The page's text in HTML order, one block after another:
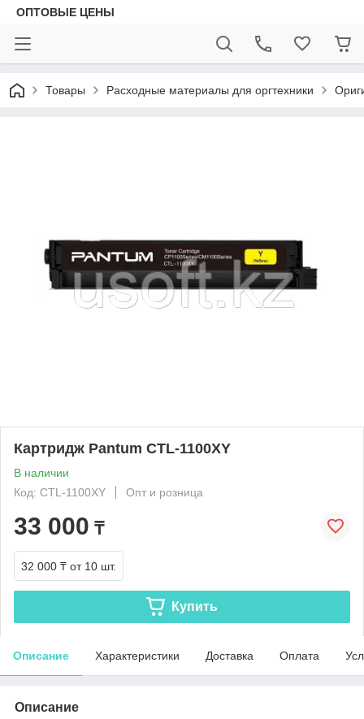
ОПТОВЫЕ ЦЕНЫ
Товары Расходные материалы для оргтехники
Картридж Pantum CTL-1100XY
В наличии
Код: CTL-1100XY
Опт и розница
33 000 ₸
32 000 ₸ от 10 шт.
Купить
Описание Характеристики Доставка Оплата
Описание